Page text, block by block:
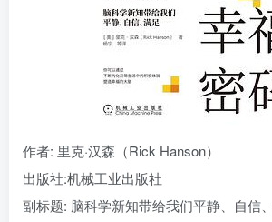
作者: 里克·汉森（Rick Hanson）
出版社:机械工业出版社
副标题: 脑科学新知带给我们平静、自信
登录
社交账号登录